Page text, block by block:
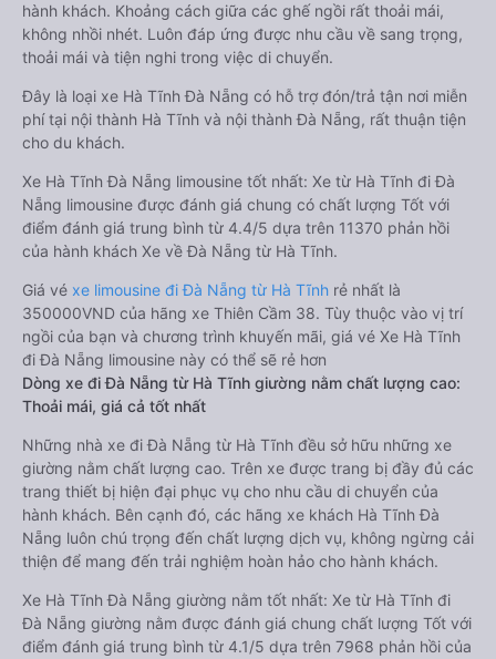
hành khách. Khoảng cách giữa các ghế ngồi rất thoải mái,
không nhồi nhét. Luôn đáp ứng được nhu cầu về sang trọng,
thoải mái và tiện nghi trong việc di chuyển.
Đây là loại xe Hà Tĩnh Đà Nẵng có hỗ trợ đón/trả tận nơi miễn
phí tại nội thành Hà Tĩnh và nội thành Đà Nẵng, rất thuận tiện
cho du khách.
Xe Hà Tĩnh Đà Nẵng limousine tốt nhất: Xe từ Hà Tĩnh đi Đà
Nẵng limousine được đánh giá chung có chất lượng Tốt với
điểm đánh giá trung bình từ 4.4/5 dựa trên 11370 phản hồi
của hành khách Xe về Đà Nẵng từ Hà Tĩnh.
Giá vé xe limousine đi Đà Nẵng từ Hà Tĩnh rẻ nhất là
350000VND của hãng xe Thiên Cầm 38. Tùy thuộc vào vị trí
ngồi của bạn và chương trình khuyến mãi, giá vé Xe Hà Tĩnh
đi Đà Nẵng limousine này có thể sẽ rẻ hơn
Dòng xe đi Đà Nẵng từ Hà Tĩnh giường nằm chất lượng cao:
Thoải mái, giá cả tốt nhất
Những nhà xe đi Đà Nẵng từ Hà Tĩnh đều sở hữu những xe
giường nằm chất lượng cao. Trên xe được trang bị đầy đủ các
trang thiết bị hiện đại phục vụ cho nhu cầu di chuyển của
hành khách. Bên cạnh đó, các hãng xe khách Hà Tĩnh Đà
Nẵng luôn chú trọng đến chất lượng dịch vụ, không ngừng cải
thiện để mang đến trải nghiệm hoàn hảo cho hành khách.
Xe Hà Tĩnh Đà Nẵng giường nằm tốt nhất: Xe từ Hà Tĩnh đi
Đà Nẵng giường nằm được đánh giá chung chất lượng Tốt với
điểm đánh giá trung bình từ 4.1/5 dựa trên 7968 phản hồi của